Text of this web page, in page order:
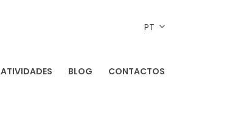
PT
– SÃO MIGUEL
ATIVIDADES BLOG CONTACTOS